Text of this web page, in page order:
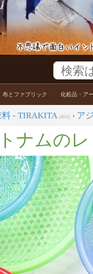
布とファブリック 化粧品・ア
- TIRAKITA (6953) › ア
ナムの